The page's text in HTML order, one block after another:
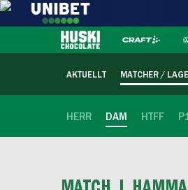
AKTUELLT MATCHER /
HERR DAM HTFF